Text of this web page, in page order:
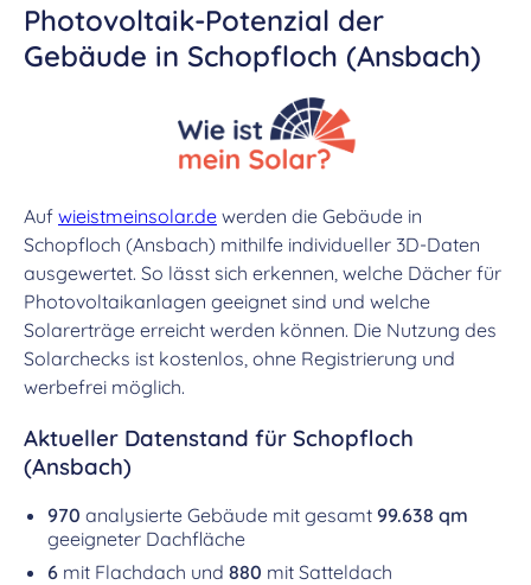
Photovoltaik-Potenzial der
Gebäude in Schopfloch (Ansbach)
Auf wieistmeinsolar.de werden die Gebäude in
Schopfloch (Ansbach) mithilfe individueller 3D-Daten
ausgewertet. So lässt sich erkennen, welche Dächer für
Photovoltaikanlagen geeignet sind und welche
Solarerträge erreicht werden können. Die Nutzung des
Solarchecks ist kostenlos, ohne Registrierung und
werbefrei möglich.
Aktueller Datenstand für Schopfloch
(Ansbach)
970 analysierte Gebäude mit gesamt 99.638 qm
geeigneter Dachfläche
6 mit Flachdach und 880 mit Satteldach